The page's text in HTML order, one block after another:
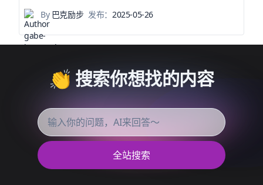
By巴克励步 发布：2025-05-26
👏 搜索你想找的内容
全站搜索